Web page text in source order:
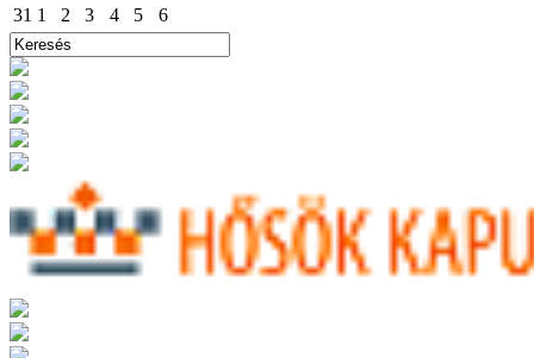
31 1 2 3 4 5 6